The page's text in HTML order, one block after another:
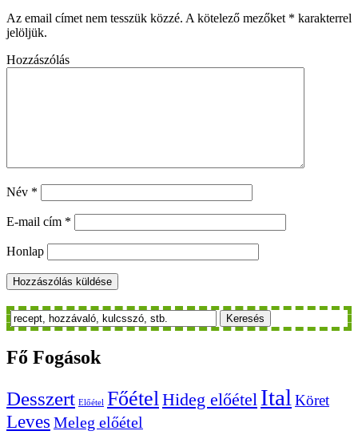
Az email címet nem tesszük közzé. A kötelező mezőket * karakterrel
jelöljük.
Hozzászólás
Név *
E-mail cím *
Honlap
Keresés
Fő Fogások
Desszert Előétel Főétel Hideg előétel Ital Köret
Leves Meleg előétel